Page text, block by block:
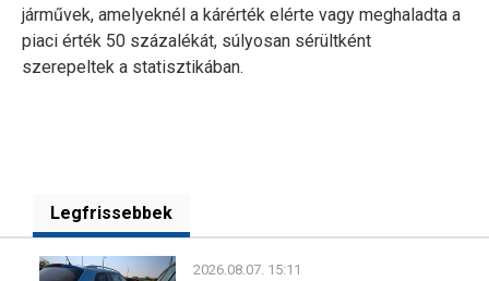
járművek, amelyeknél a kárérték elérte vagy meghaladta a
piaci érték 50 százalékát, súlyosan sérültként
szerepeltek a statisztikában.
Legfrissebbek
2026.08.07. 15:11